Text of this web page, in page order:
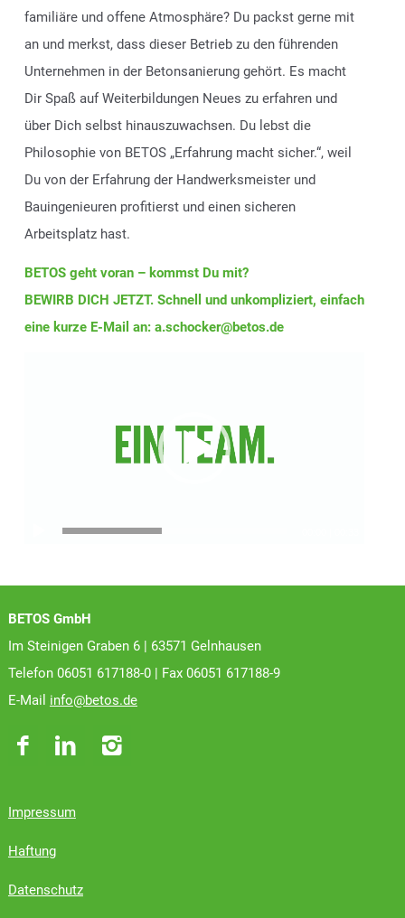
familiäre und offene Atmosphäre? Du packst gerne mit
an und merkst, dass dieser Betrieb zu den führenden
Unternehmen in der Betonsanierung gehört. Es macht
Dir Spaß auf Weiterbildungen Neues zu erfahren und
über Dich selbst hinauszuwachsen. Du lebst die
Philosophie von BETOS „Erfahrung macht sicher.“, weil
Du von der Erfahrung der Handwerksmeister und
Bauingenieuren profitierst und einen sicheren
Arbeitsplatz hast.
BETOS geht voran – kommst Du mit?
BEWIRB DICH JETZT. Schnell und unkompliziert, einfach
eine kurze E-Mail an: a.schocker@betos.de
BETOS GmbH
Im Steinigen Graben 6 | 63571 Gelnhausen
Telefon 06051 617188-0 | Fax 06051 617188-9
E-Mail info@betos.de
Impressum
Haftung
Datenschutz